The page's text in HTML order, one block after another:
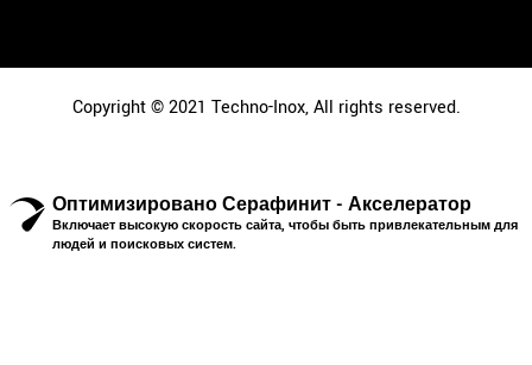
Copyright © 2021 Techno-Inox, All rights reserved.
Оптимизировано Серафинит - Акселератор
Включает высокую скорость сайта, чтобы быть привлекательным для
людей и поисковых систем.